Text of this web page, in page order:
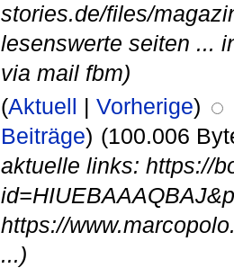
stories.de/files/
lesenswerte seiten ...
via mail fbm)
(Aktuell | Vorherige)
Beiträge) (100.006
aktuelle links: https://
https://
...)